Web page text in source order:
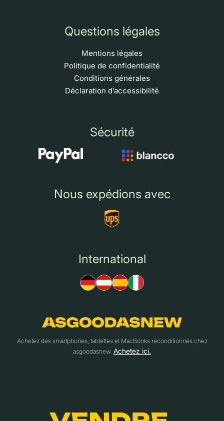
Questions légales
Mentions légales
Politique de confidentialité
Conditions générales
Déclaration d’accessibilité
Sécurité
Nous expédions avec
International
Achetez des smartphones, tablettes et MacBooks reconditionnés chez
asgoodasnew. Achetez ici.